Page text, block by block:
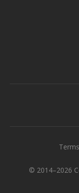
© 2014–2026